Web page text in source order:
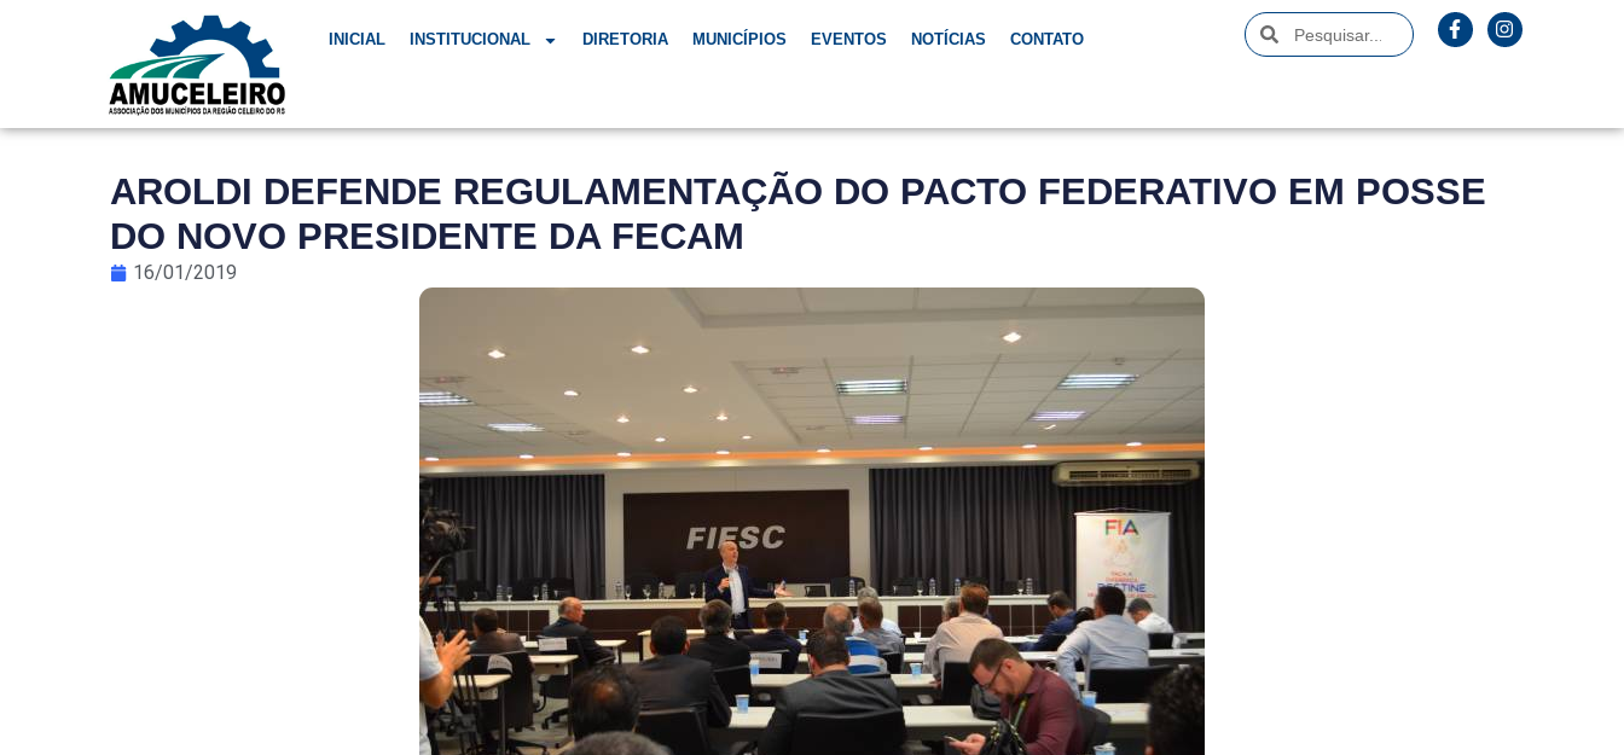
INICIAL INSTITUCIONAL DIRETORIA MUNICÍPIOS EVENTOS NOTÍCIAS CONTATO
AROLDI DEFENDE REGULAMENTAÇÃO DO PACTO FEDERATIVO EM POSSE
DO NOVO PRESIDENTE DA FECAM
16/01/2019